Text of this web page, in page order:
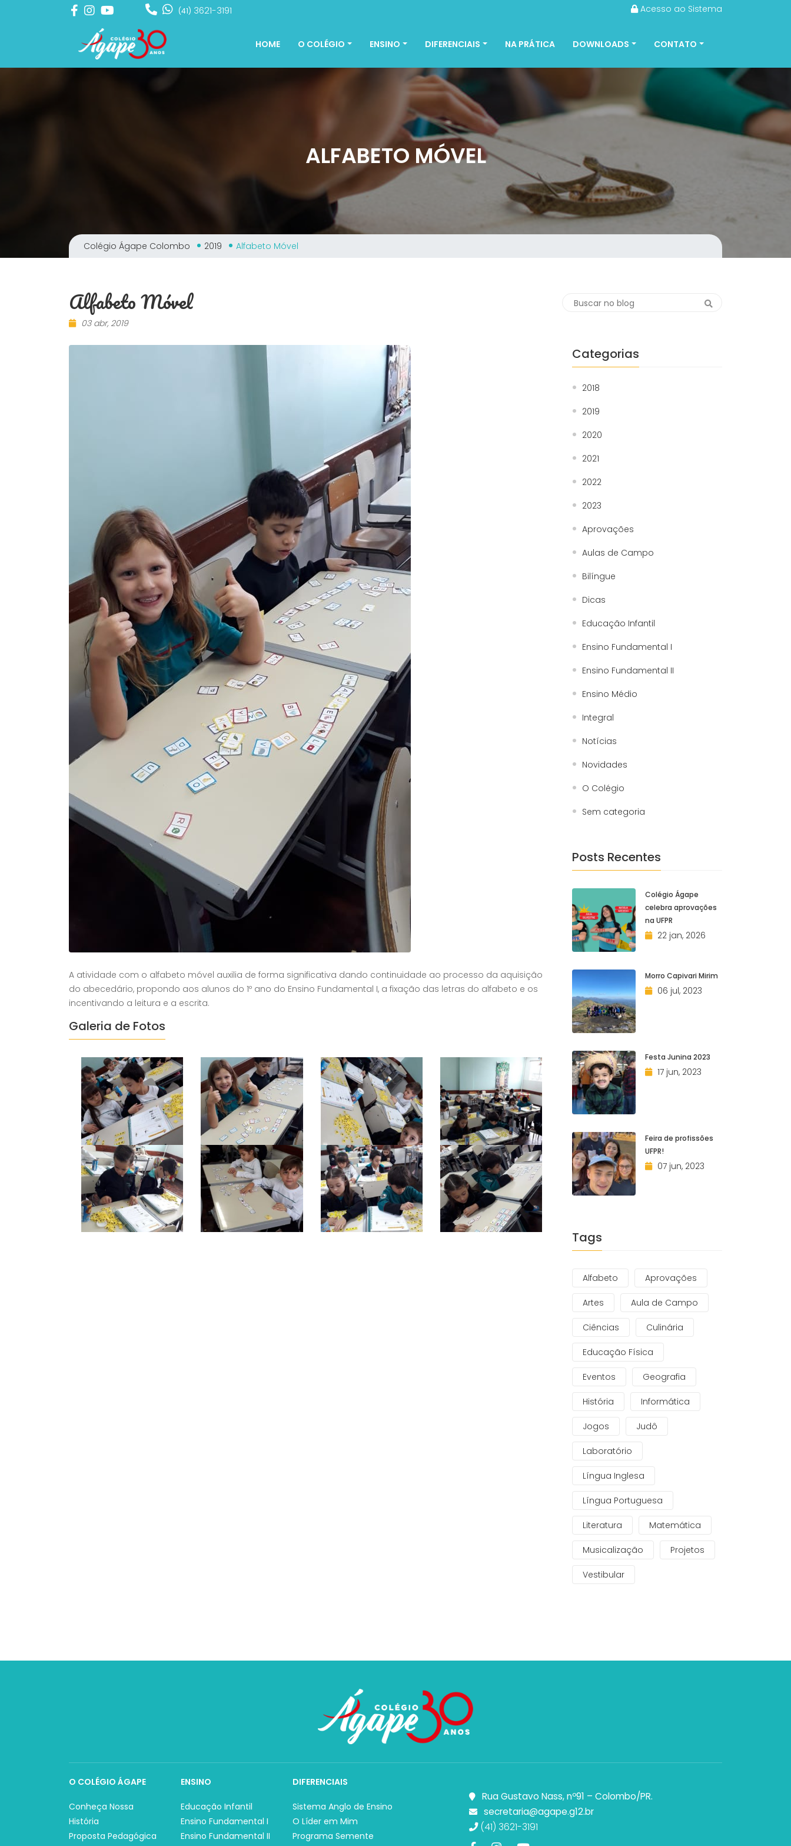
(41) 3621-3191 Acesso ao Sistema
HOME O COLÉGIO ENSINO DIFERENCIAIS NA PRÁTICA DOWNLOADS CONTATO
ALFABETO MÓVEL
Colégio Ágape Colombo 2019 Alfabeto Móvel
Alfabeto Móvel
03 abr, 2019
A atividade com o alfabeto móvel auxilia de forma significativa dando continuidade ao processo da aquisição
do abecedário, propondo aos alunos do 1º ano do Ensino Fundamental I, a fixação das letras do alfabeto e os
incentivando a leitura e a escrita.
Galeria de Fotos
Categorias
2018
2019
2020
2021
2022
2023
Aprovações
Aulas de Campo
Bilíngue
Dicas
Educação Infantil
Ensino Fundamental I
Ensino Fundamental II
Ensino Médio
Integral
Notícias
Novidades
O Colégio
Sem categoria
Posts Recentes
Colégio Ágape
celebra aprovações
na UFPR
22 jan, 2026
Morro Capivari Mirim
06 jul, 2023
Festa Junina 2023
17 jun, 2023
Feira de profissões
UFPR!
07 jun, 2023
Tags
Alfabeto Aprovações
Artes Aula de Campo
Ciências Culinária
Educação Física
Eventos Geografia
História Informática
Jogos Judô
Laboratório
Língua Inglesa
Língua Portuguesa
Literatura Matemática
Musicalização Projetos
Vestibular
O COLÉGIO ÁGAPE
Conheça Nossa
História
Proposta Pedagógica
ENSINO
Educação Infantil
Ensino Fundamental I
Ensino Fundamental II
DIFERENCIAIS
Sistema Anglo de Ensino
O Líder em Mim
Programa Semente
Rua Gustavo Nass, nº91 – Colombo/PR.
secretaria@agape.g12.br
(41) 3621-3191